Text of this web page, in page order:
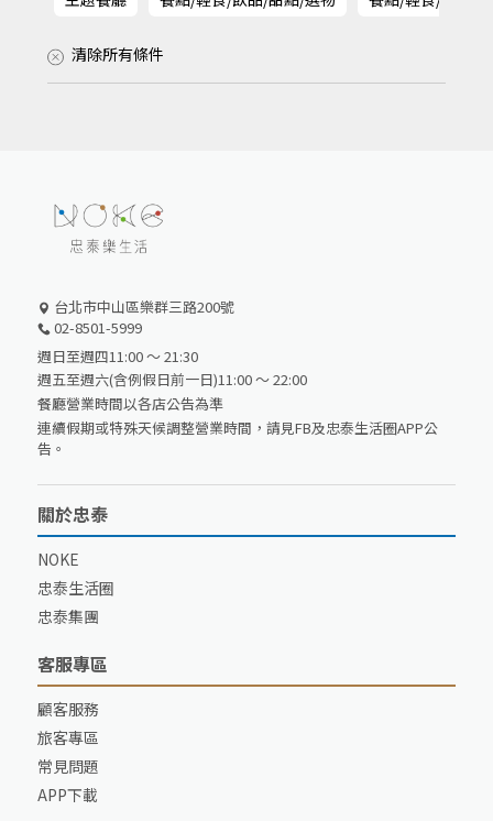
清除所有條件
台北市中山區樂群三路200號
02-8501-5999
週日至週四11:00 ～ 21:30
週五至週六(含例假日前一日)11:00 ～ 22:00
餐廳營業時間以各店公告為準
連續假期或特殊天候調整營業時間，請見FB及忠泰生活圈APP公
告。
關於忠泰
NOKE
忠泰生活圈
忠泰集團
客服專區
顧客服務
旅客專區
常見問題
APP下載